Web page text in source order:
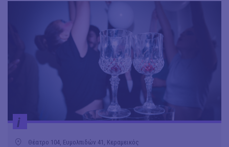
i
Θέατρο 104, Ευμολπιδών 41, Κεραμεικός